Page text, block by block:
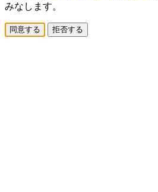
みなします。
同意する 拒否する